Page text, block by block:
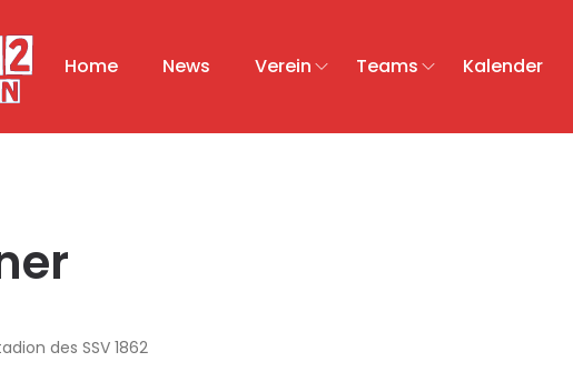
Home News Verein Teams Kalender
des SSV 1862